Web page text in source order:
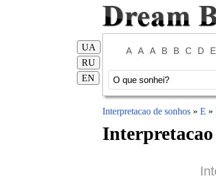
A A A B B C D E
UA
RU
EN
Interpretacao de sonhos» E »
Interpretacao